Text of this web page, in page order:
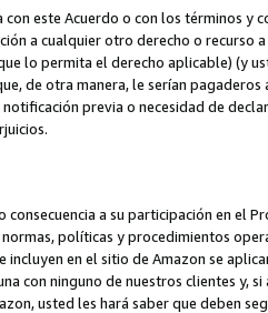
con este Acuerdo o con los términos
a cualquier otro derecho o
lo permita el derecho aplicable) (y
de otra manera, le serían
previa o necesidad de
consecuencia a su participación en el
políticas y procedimientos
incluyen en el sitio de Amazon se
con ninguno de nuestros clientes y,
usted les hará saber que deben